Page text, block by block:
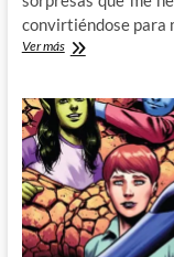
convirtiéndose para
Ver másDestripamos
de
Spider-
Man:
Across
the
Spider-
Verse